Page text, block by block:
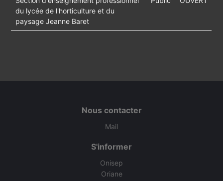
du lycée de l'horticulture et du
paysage Jeanne Baret
Nous contacter
Mail
S'informer
Onisep
Oriane